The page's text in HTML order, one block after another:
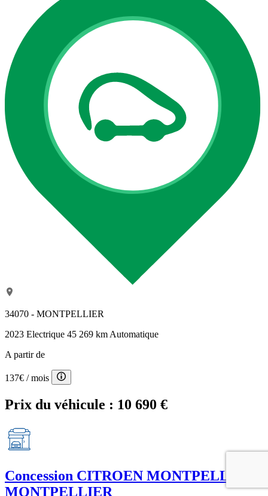
34070 - MONTPELLIER
2023 Electrique 45 269 km Automatique
A partir de
137€ / mois
Prix du véhicule : 10 690 €
Concession CITROEN MONTPELLIER -
MONTPELLIER